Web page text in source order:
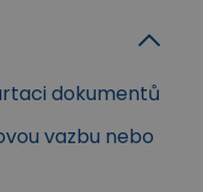
dokumentů
vazbu nebo